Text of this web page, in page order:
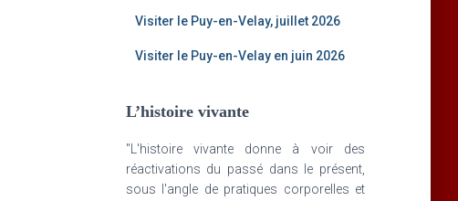
Visiter le Puy-en-Velay, juillet 2026
Visiter le Puy-en-Velay en juin 2026
L’histoire vivante
"L'histoire vivante donne à voir des
réactivations du passé dans le présent,
sous l'angle de pratiques corporelles et